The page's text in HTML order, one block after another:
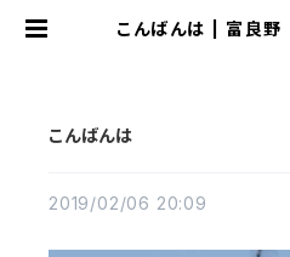
こんばんは | 富良
こんばんは
2019/02/06 20:09